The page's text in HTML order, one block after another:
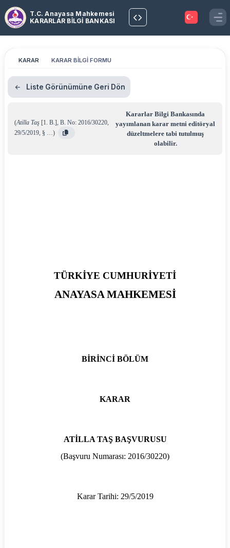
T.C. Anayasa Mahkemesi
KARARLAR BİLGİ BANKASI
KARAR KARAR BİLGİ FORMU
Liste Görünümüne Geri Dön
(Atilla Taş [1. B.], B. No: 2016/30220,
29/5/2019, § …)
Kararlar Bilgi Bankasında
yayımlanan karar metni editöryal
düzeltmelere tabi tutulmuş
olabilir.